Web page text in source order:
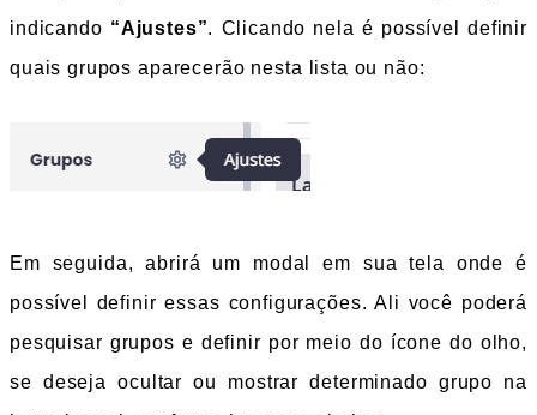
indicando “Ajustes”. Clicando nela é possível definir
quais grupos aparecerão nesta lista ou não:
Em seguida, abrirá um modal em sua tela onde é
possível definir essas configurações. Ali você poderá
pesquisar grupos e definir por meio do ícone do olho,
se deseja ocultar ou mostrar determinado grupo na